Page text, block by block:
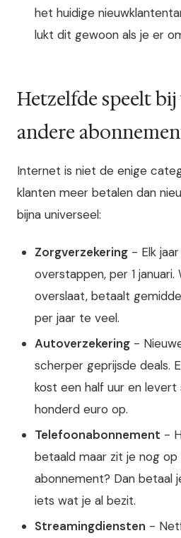
het huidige
lukt dit gewoon als je er
Hetzelfde speelt
andere
Internet is niet de enige
klanten meer betalen dan
bijna universeel:
Zorgverzekering - Elk
overstappen, per 1
overslaat, betaalt
per jaar te veel.
Autoverzekering -
scherper geprijsde deals.
kost een half uur en levert
honderd euro op.
Telefoonabonnement -
betaald maar zit je nog
abonnement? Dan betaal
iets wat je al bezit.
Streamingdiensten -